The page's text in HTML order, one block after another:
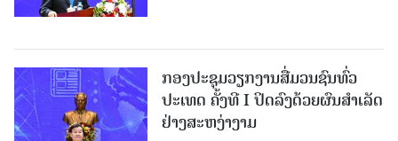
ກອງປະຊຸມວຽກງານສື່ມວນຊົນທົ່ວ
ປະເທດ ຄັ້ງທີ I ປິດລົງດ້ວຍຜົນສໍາເລັດ
ຢ່າງສະຫງ່າງາມ